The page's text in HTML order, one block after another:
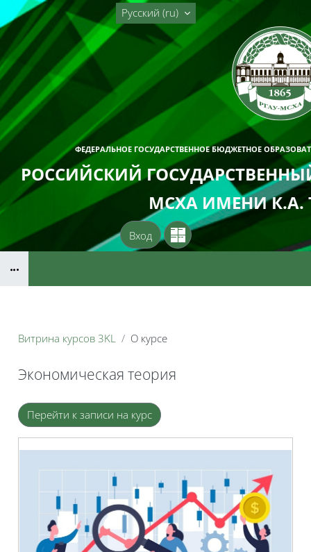
Перейти к основному содержанию
ФЕДЕРАЛЬНОЕ ГОСУДАРСТВЕННОЕ БЮДЖЕТНОЕ
РОССИЙСКИЙ
МСХА ИМЕНИ К.А.
Русский ‎(ru)‎
Вход
Витрина курсов 3KL О курсе
Экономическая теория
Блоки
Перейти к записи на курс